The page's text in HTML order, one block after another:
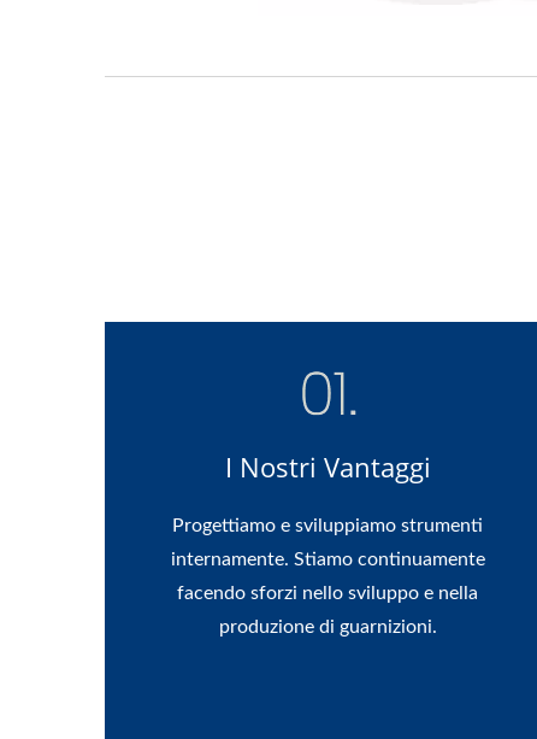
I Nostri Vantaggi
Progettiamo e sviluppiamo strumenti
internamente. Stiamo continuamente
facendo sforzi nello sviluppo e nella
produzione di guarnizioni.